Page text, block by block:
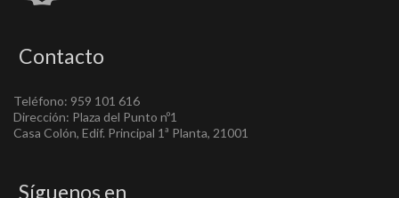
Contacto
Teléfono: 959 101 616
Dirección: Plaza del Punto nº1
Casa Colón, Edif. Principal 1ª Planta, 21001
Síguenos en